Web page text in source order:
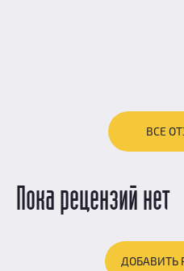
ВСЕ
Пока рецензий нет
ДОБАВИТЬ